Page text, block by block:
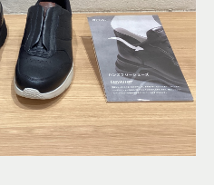
プライバシーポリシー